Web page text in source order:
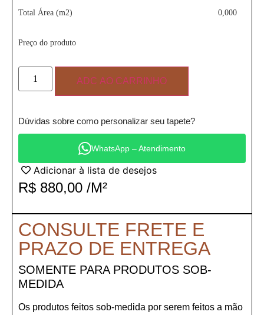
Total Área (m2) 0,000
Preço do produto
ADC AO CARRINHO
Dúvidas sobre como personalizar seu tapete?
WhatsApp – Atendimento
Adicionar à lista de desejos
R$ 880,00 /M²
CONSULTE FRETE E
PRAZO DE ENTREGA
SOMENTE PARA PRODUTOS SOB-
MEDIDA
Os produtos feitos sob-medida por serem feitos a mão